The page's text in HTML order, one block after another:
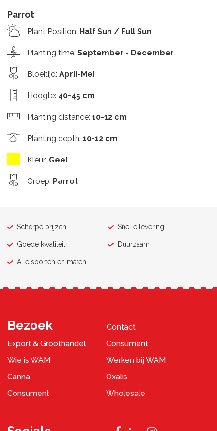
Parrot
Plant Position: Half Sun / Full Sun
Planting time: September - December
Bloeitijd: April-Mei
Hoogte: 40-45 cm
Planting distance: 10-12 cm
Planting depth: 10-12 cm
Kleur: Geel
Groep: Parrot
Scherpe prijzen Snelle levering
Goede kwaliteit Duurzaam
Alle soorten en maten
Bezoek
Contact
Export & Groothandel
Consument
Wie is WAM
Werken bij WAM
Canna
Oxalis
Consument
Wholesale